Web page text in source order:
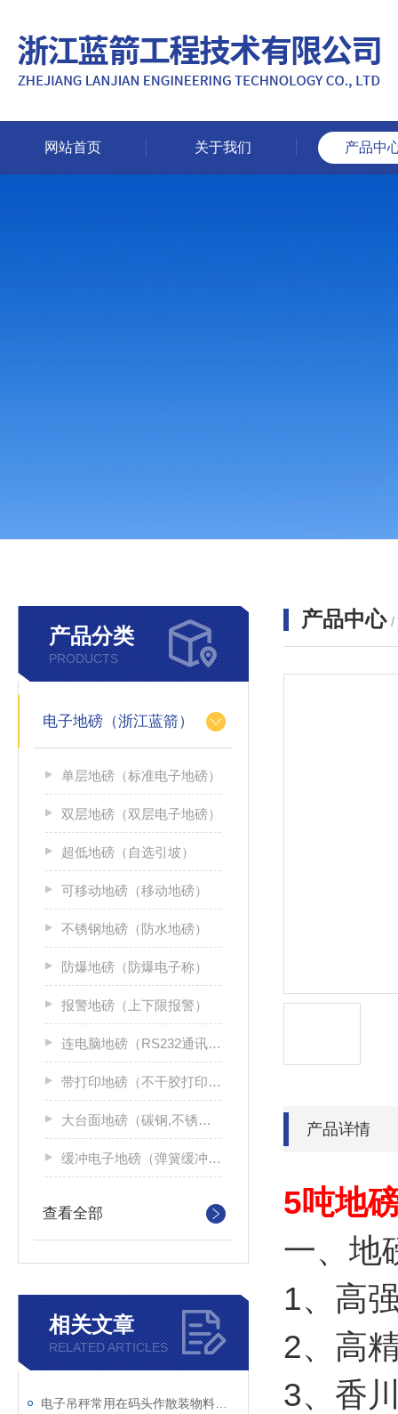
网站首页 关于我们 产品中
产品分类
PRODUCTS
电子地磅（浙江蓝箭）
单层地磅（标准电子地磅）
双层地磅（双层电子地磅）
超低地磅（自选引坡）
可移动地磅（移动地磅）
不锈钢地磅（防水地磅）
防爆地磅（防爆电子称）
报警地磅（上下限报警）
连电脑地磅（RS232通讯接口）
带打印地磅（不干胶打印机）
大台面地磅（碳钢,不锈钢）
缓冲电子地磅（弹簧缓冲地磅）
查看全部
相关文章
RELATED ARTICLES
产品中心 /
产品详情
5吨地
一、地
1、高
2、高
3、香